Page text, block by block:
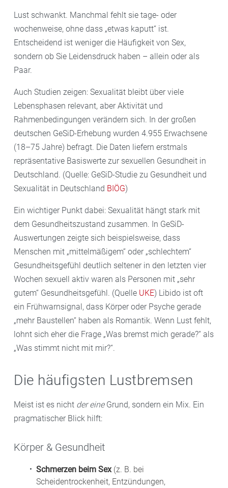
Lust schwankt. Manchmal fehlt sie tage- oder
wochenweise, ohne dass „etwas kaputt“ ist.
Entscheidend ist weniger die Häufigkeit von Sex,
sondern ob Sie Leidensdruck haben – allein oder als
Paar.
Auch Studien zeigen: Sexualität bleibt über viele
Lebensphasen relevant, aber Aktivität und
Rahmenbedingungen verändern sich. In der großen
deutschen GeSiD-Erhebung wurden 4.955 Erwachsene
(18–75 Jahre) befragt. Die Daten liefern erstmals
repräsentative Basiswerte zur sexuellen Gesundheit in
Deutschland. (Quelle: GeSiD-Studie zu Gesundheit und
Sexualität in Deutschland BIÖG)
Ein wichtiger Punkt dabei: Sexualität hängt stark mit
dem Gesundheitszustand zusammen. In GeSiD-
Auswertungen zeigte sich beispielsweise, dass
Menschen mit „mittelmäßigem“ oder „schlechtem“
Gesundheitsgefühl deutlich seltener in den letzten vier
Wochen sexuell aktiv waren als Personen mit „sehr
gutem“ Gesundheitsgefühl. (Quelle UKE) Libido ist oft
ein Frühwarnsignal, dass Körper oder Psyche gerade
„mehr Baustellen“ haben als Romantik. Wenn Lust fehlt,
lohnt sich eher die Frage „Was bremst mich gerade?“ als
„Was stimmt nicht mit mir?“.
Die häufigsten Lustbremsen
Meist ist es nicht der eineGrund, sondern ein Mix. Ein
pragmatischer Blick hilft:
Körper & Gesundheit
Schmerzen beim Sex(z. B. bei
Scheidentrockenheit, Entzündungen,